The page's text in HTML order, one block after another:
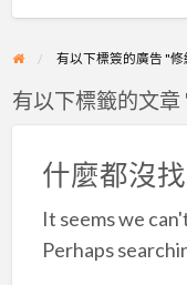
有以下標簽的廣告 "
有以下標籤的文
什麼都沒找
It seems we
Perhaps